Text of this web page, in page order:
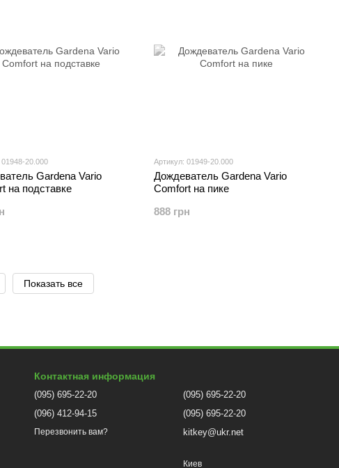
01948-20.000
Gardena Vario
на подставке
Артикул: 01949-20.000
Дождеватель Gardena Vario
Comfort на пике
888 грн
Показать все
Контактная информация
(095) 695-22-20
(096) 412-94-15
Перезвонить вам?
(095) 695-22-20
(095) 695-22-20
kitkey@ukr.net
Киев